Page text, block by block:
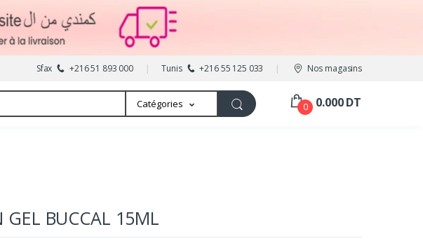
Sfax +216 51 893 000 Tunis +216 55 125 033 Nos magasins
Catégories 0 0.000 DT
GEL BUCCAL 15ML